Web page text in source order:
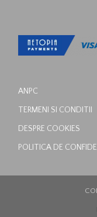
ANPC
TERMENI SI CONDITII
DESPRE COOKIES
POLITICA DE